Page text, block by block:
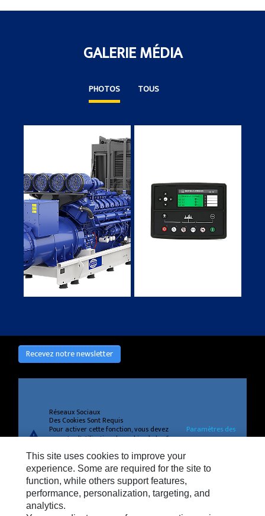
GALERIE MÉDIA
PHOTOS TOUS
Recevez notre newsletter
warning
Réseaux Sociaux
Des Cookies Sont Requis
Pour activer cette fonction, vous devez
accepter l'utilisation de cookies à des fins
de ciblage.
Paramètres des
Confidentialité
This site uses cookies to improve your
experience. Some are required for the site to
function, while others support features,
performance, personalization, targeting, and
analytics.